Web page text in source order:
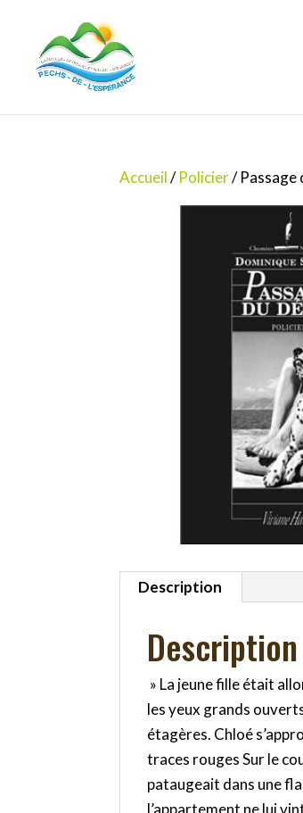
Accueil/Policier/ Passage
Description
Description
» La jeune fille était
les yeux grands
étagères. Chloé
traces rouges Sur le
pataugeait dans une
l’appartement ne lui